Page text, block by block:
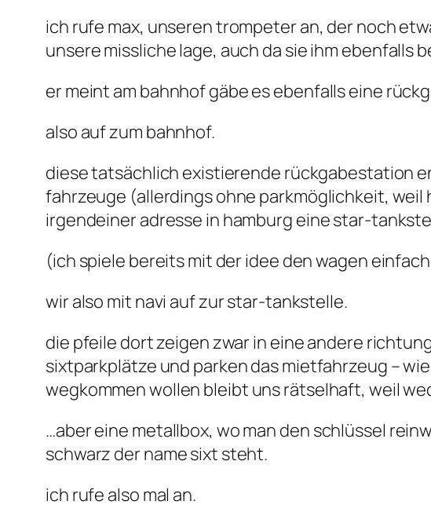
ich rufe max, unseren trompeter an, der noch
unsere missliche lage, auch da sie ihm ebenfalls
er meint am bahnhof gäbe es ebenfalls eine
also auf zum bahnhof.
diese tatsächlich existierende rückgabestation
fahrzeuge (allerdings ohne parkmöglichkeit,
irgendeiner adresse in hamburg eine star-
(ich spiele bereits mit der idee den wagen
wir also mit navi auf zur star-tankstelle.
die pfeile dort zeigen zwar in eine andere
sixtparkplätze und parken das mietfahrzeug –
wegkommen wollen bleibt uns rätselhaft, weil
…aber eine metallbox, wo man den schlüssel
schwarz der name sixt steht.
ich rufe also mal an.